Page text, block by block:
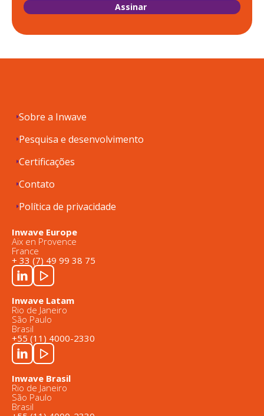
Sobre a Inwave
Pesquisa e desenvolvimento
Certificações
Contato
Política de privacidade
Inwave Europe
Aix en Provence
France
+ 33 (7) 49 99 38 75
Inwave Latam
Rio de Janeiro
São Paulo
Brasil
+55 (11) 4000-2330
Inwave Brasil
Rio de Janeiro
São Paulo
Brasil